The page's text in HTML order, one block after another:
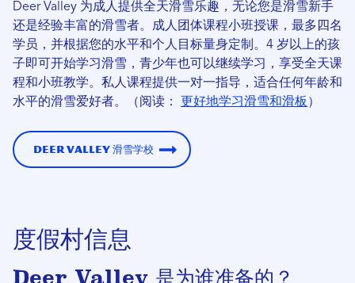
Deer Valley 为成人提供全天滑雪乐趣，无论您是滑雪新手
还是经验丰富的滑雪者。成人团体课程小班授课，最多四名
学员，并根据您的水平和个人目标量身定制。4 岁以上的孩
子即可开始学习滑雪，青少年也可以继续学习，享受全天课
程和小班教学。私人课程提供一对一指导，适合任何年龄和
水平的滑雪爱好者。（阅读：
更好地学习滑雪和滑板 ）
Deer Valley 滑雪学校
度假村信息
Deer Valley 是为谁准备的？